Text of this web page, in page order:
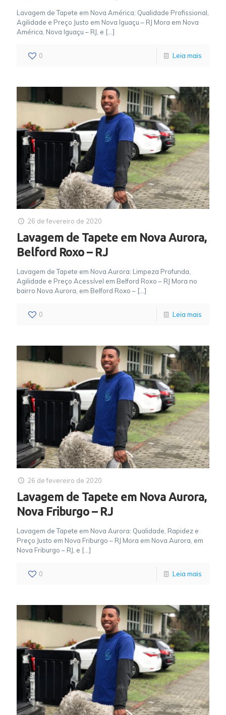
Lavagem de Tapete em Nova América: Qualidade Profissional,
Agilidade e Preço Justo em Nova Iguaçu – RJ Mora em Nova
América, Nova Iguaçu – RJ, e […]
0 Leia mais
26 de fevereiro de 2020
Lavagem de Tapete em Nova Aurora,
Belford Roxo – RJ
Lavagem de Tapete em Nova Aurora: Limpeza Profunda,
Agilidade e Preço Acessível em Belford Roxo – RJ Mora no
bairro Nova Aurora, em Belford Roxo – […]
0 Leia mais
26 de fevereiro de 2020
Lavagem de Tapete em Nova Aurora,
Nova Friburgo – RJ
Lavagem de Tapete em Nova Aurora: Qualidade, Rapidez e
Preço Justo em Nova Friburgo – RJ Mora em Nova Aurora, em
Nova Friburgo – RJ, e […]
0 Leia mais